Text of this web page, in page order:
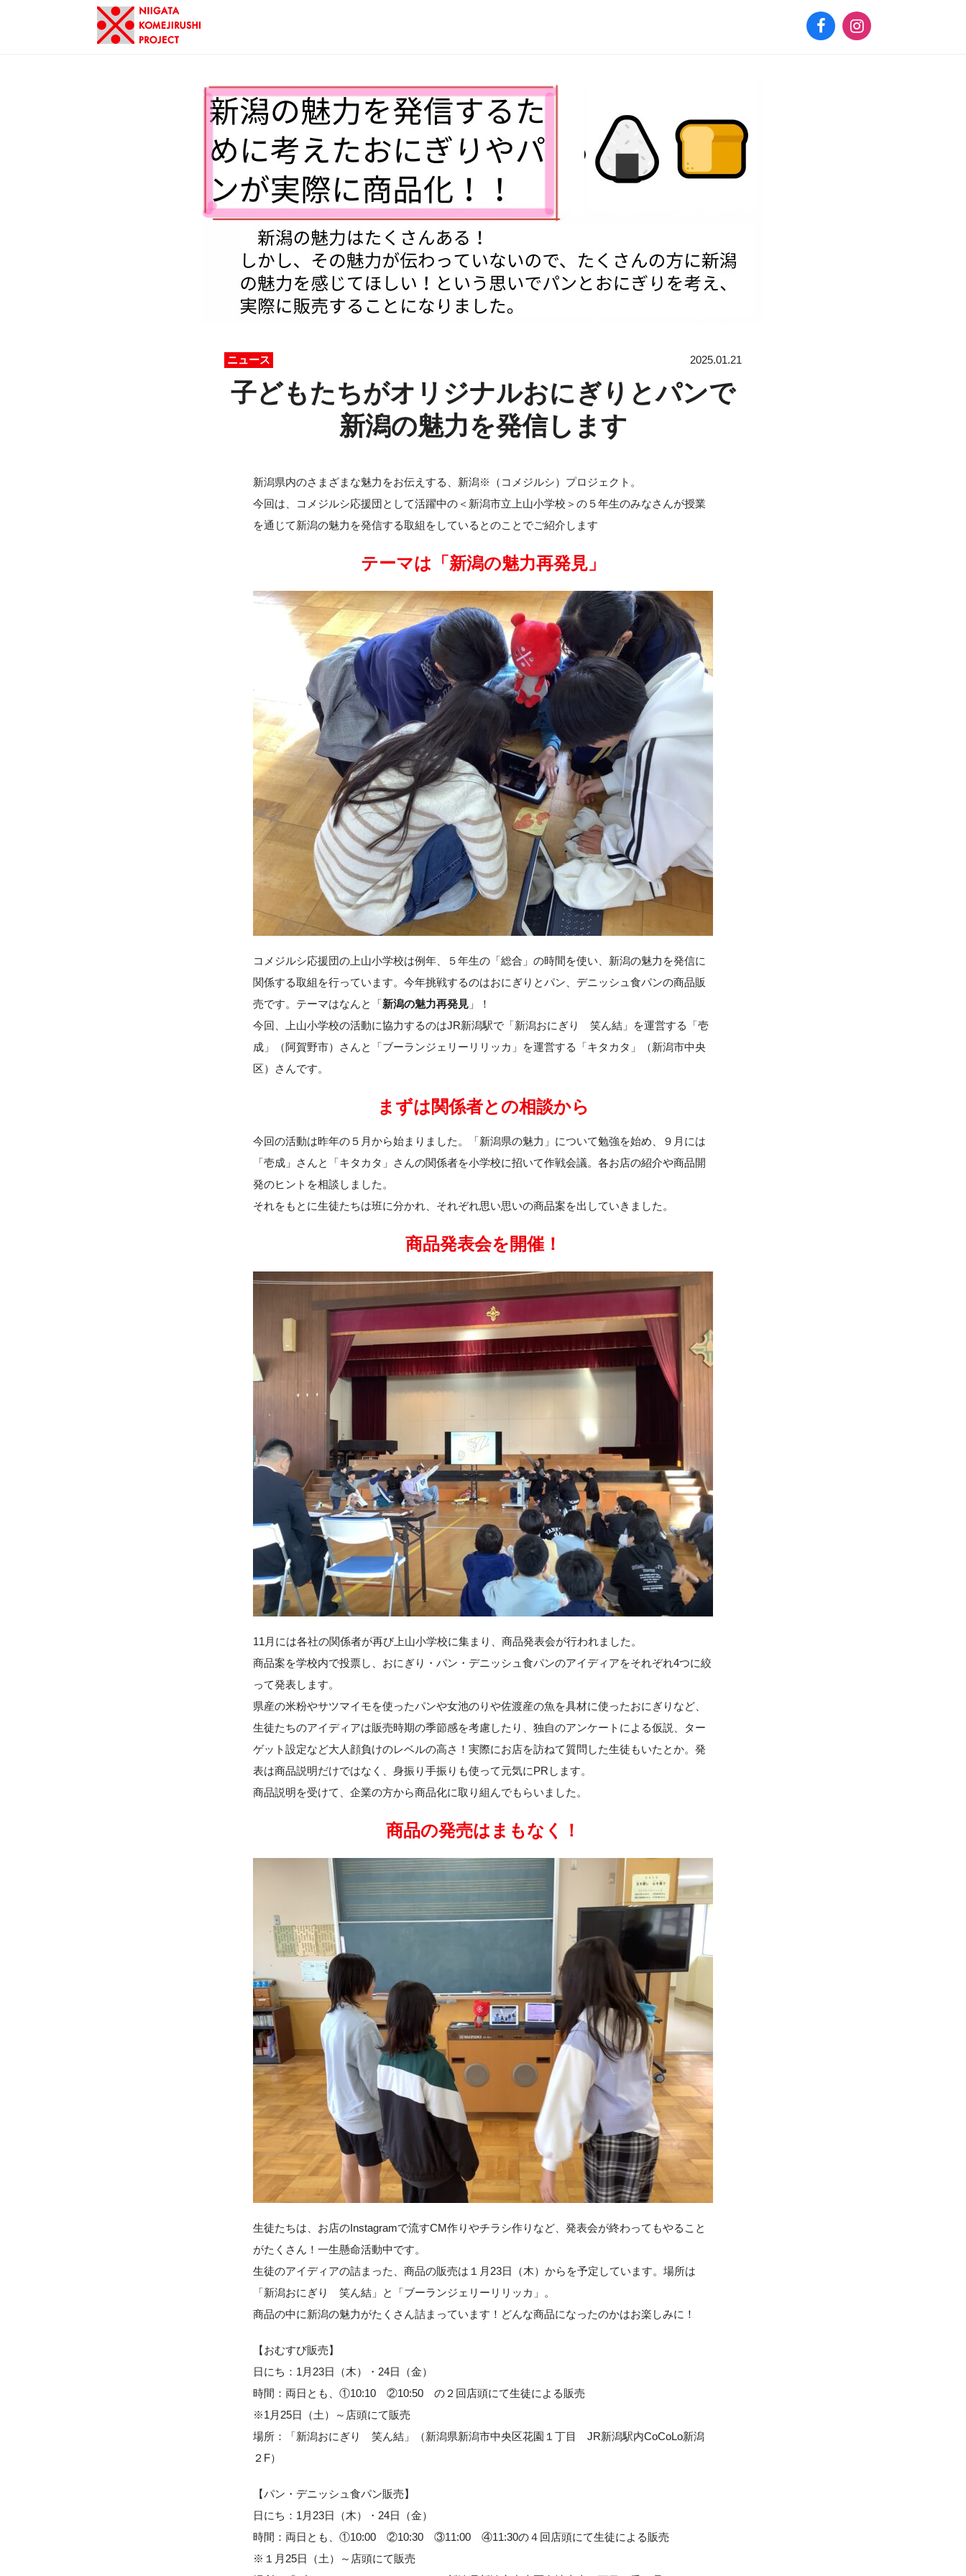
ニュース 2025.01.21
子どもたちがオリジナルおにぎりとパンで
新潟の魅力を発信します
新潟県内のさまざまな魅力をお伝えする、新潟※（コメジルシ）プロジェクト。
今回は、コメジルシ応援団として活躍中の＜新潟市立上山小学校＞の５年生のみなさんが授業
を通じて新潟の魅力を発信する取組をしているとのことでご紹介します
テーマは「新潟の魅力再発見」
コメジルシ応援団の上山小学校は例年、５年生の「総合」の時間を使い、新潟の魅力を発信に
関係する取組を行っています。今年挑戦するのはおにぎりとパン、デニッシュ食パンの商品販
売です。テーマはなんと「新潟の魅力再発見 」！
今回、上山小学校の活動に協力するのはJR新潟駅で「新潟おにぎり 笑ん結」を運営する「壱
成」（阿賀野市）さんと「ブーランジェリーリリッカ」を運営する「キタカタ」（新潟市中央
区）さんです。
まずは関係者との相談から
今回の活動は昨年の５月から始まりました。「新潟県の魅力」について勉強を始め、９月には
「壱成」さんと「キタカタ」さんの関係者を小学校に招いて作戦会議。各お店の紹介や商品開
発のヒントを相談しました。
それをもとに生徒たちは班に分かれ、それぞれ思い思いの商品案を出していきました。
商品発表会を開催！
11月には各社の関係者が再び上山小学校に集まり、商品発表会が行われました。
商品案を学校内で投票し、おにぎり・パン・デニッシュ食パンのアイディアをそれぞれ4つに絞
って発表します。
県産の米粉やサツマイモを使ったパンや女池のりや佐渡産の魚を具材に使ったおにぎりなど、
生徒たちのアイディアは販売時期の季節感を考慮したり、独自のアンケートによる仮説、ター
ゲット設定など大人顔負けのレベルの高さ！実際にお店を訪ねて質問した生徒もいたとか。発
表は商品説明だけではなく、身振り手振りも使って元気にPRします。
商品説明を受けて、企業の方から商品化に取り組んでもらいました。
商品の発売はまもなく！
生徒たちは、お店のInstagramで流すCM作りやチラシ作りなど、発表会が終わってもやること
がたくさん！一生懸命活動中です。
生徒のアイディアの詰まった、商品の販売は１月23日（木）からを予定しています。場所は
「新潟おにぎり 笑ん結」と「ブーランジェリーリリッカ」。
商品の中に新潟の魅力がたくさん詰まっています！どんな商品になったのかはお楽しみに！
【おむすび販売】
日にち：1月23日（木）・24日（金）
時間：両日とも、①10:10 ②10:50 の２回店頭にて生徒による販売
※1月25日（土）～店頭にて販売
場所：「新潟おにぎり 笑ん結」（新潟県新潟市中央区花園１丁目 JR新潟駅内CoCoLo新潟
２F）
【パン・デニッシュ食パン販売】
日にち：1月23日（木）・24日（金）
時間：両日とも、①10:00 ②10:30 ③11:00 ④11:30の４回店頭にて生徒による販売
※１月25日（土）～店頭にて販売